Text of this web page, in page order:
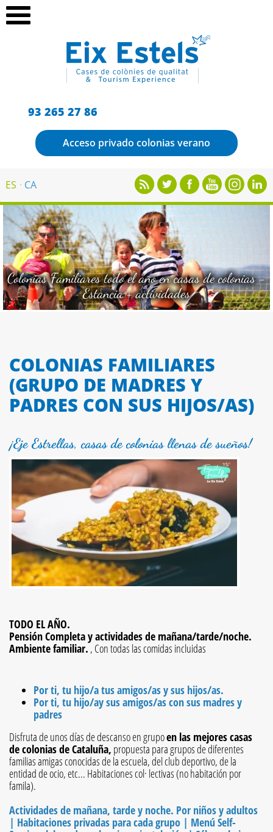
93 265 27 86
Acceso privado colonias verano
ES CA
Colonias Familiares todo el año en casas de colonias -
Estancia + actividades
Verano en Mas Salvador. Rural Experience
COLONIAS FAMILIARES
(GRUPO DE MADRES Y
PADRES CON SUS HIJOS/AS)
¡Eje Estrellas, casas de colonias llenas de sueños!
TODO EL AÑO.
Pensión Completa y actividades de mañana/tarde/noche.
Ambiente familiar. , Con todas las comidas incluidas
Por ti, tu hijo/a tus amigos/as y sus hijos/as.
Por ti, tu hijo/ay sus amigos/as con sus madres y
padres
Disfruta de unos días de descanso en grupoen las mejores casas
de colonias de Cataluña, propuesta para grupos de diferentes
familias amigas conocidas de la escuela, del club deportivo, de la
entidad de ocio, etc... Habitaciones col· lectivas (no habitación por
famila).
Actividades de mañana, tarde y noche. Por niños y adultos
| Habitaciones privadas para cada grupo | Menú Self-